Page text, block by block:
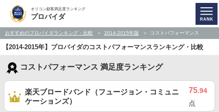
オリコン顧客満足度ランキング
プロバイダ
おすすめのプロバイダランキング・比較 2014-2015年版 コストパフォーマンス
【2014-2015年】プロバイダのコストパフォーマンスランキング・比較
コストパフォーマンス 満足度ランキング
楽天ブロードバンド（フュージョン・コミュニ
ケーションズ）
75.94
点